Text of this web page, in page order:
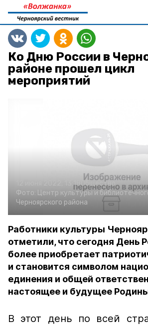
Ко Дню России в
районе прошел цикл
мероприятий
12 июня 2022, 13:18Общество
Фото: Центр культуры и
Черноярского района
Работники культуры
отметили, что сегодня День
более приобретает
и становится символом
единения и общей
настоящее и будущее
В этот день по всей